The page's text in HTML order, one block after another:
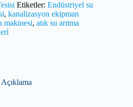
Etiketler: Endüstriyel su
, kanalizasyon ekipman
makinesi, atık su arıtma
Açıklama